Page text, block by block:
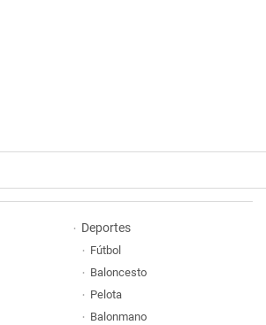
Deportes
Fútbol
Baloncesto
Pelota
Balonmano